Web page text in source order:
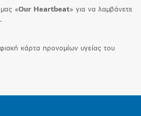
«Our Heartbeat» για να λαμβάνετε
κάρτα προνομίων υγείας του